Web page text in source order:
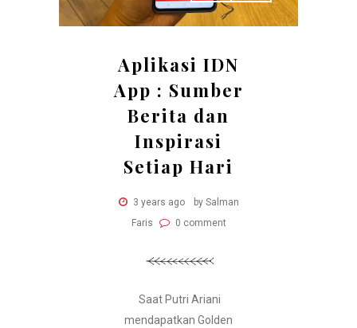
Aplikasi IDN
App : Sumber
Berita dan
Inspirasi
Setiap Hari
3 years ago
by Salman
Faris
0 comment
Saat Putri Ariani
mendapatkan Golden